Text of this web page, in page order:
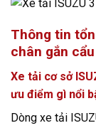
Thông tin
chân gắn cẩu
Xe tải cơ sở
ưu điểm gì nổi
Dòng xe tải